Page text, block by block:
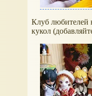
Клуб любителей
кукол